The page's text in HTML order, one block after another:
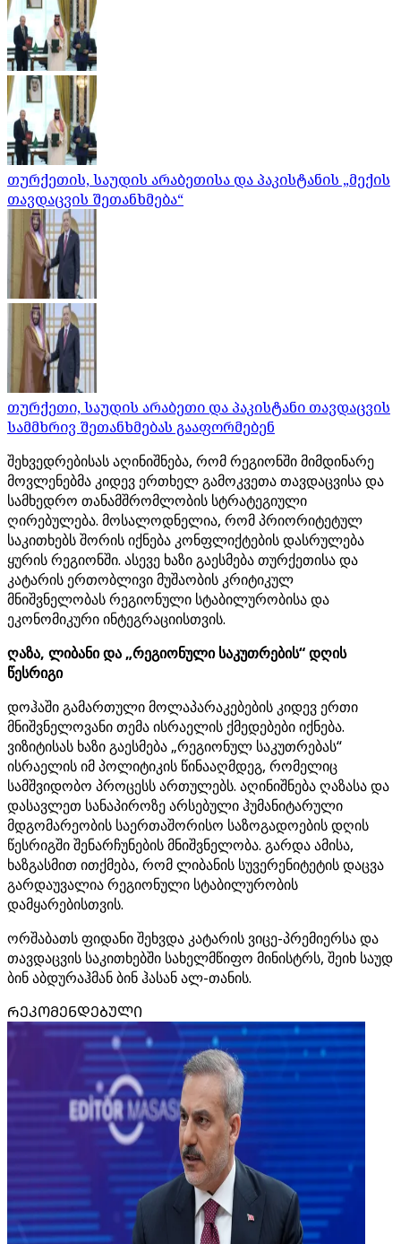
თურქეთის, საუდის არაბეთისა და პაკისტანის „მექის
თავდაცვის შეთანხმება“
თურქეთი, საუდის არაბეთი და პაკისტანი თავდაცვის
სამმხრივ შეთანხმებას გააფორმებენ
შეხვედრებისას აღინიშნება, რომ რეგიონში მიმდინარე
მოვლენებმა კიდევ ერთხელ გამოკვეთა თავდაცვისა და
სამხედრო თანამშრომლობის სტრატეგიული
ღირებულება. მოსალოდნელია, რომ პრიორიტეტულ
საკითხებს შორის იქნება კონფლიქტების დასრულება
ყურის რეგიონში. ასევე ხაზი გაესმება თურქეთისა და
კატარის ერთობლივი მუშაობის კრიტიკულ
მნიშვნელობას რეგიონული სტაბილურობისა და
ეკონომიკური ინტეგრაციისთვის.
ღაზა, ლიბანი და „რეგიონული საკუთრების“ დღის
წესრიგი
დოჰაში გამართული მოლაპარაკებების კიდევ ერთი
მნიშვნელოვანი თემა ისრაელის ქმედებები იქნება.
ვიზიტისას ხაზი გაესმება „რეგიონულ საკუთრებას“
ისრაელის იმ პოლიტიკის წინააღმდეგ, რომელიც
სამშვიდობო პროცესს ართულებს. აღინიშნება ღაზასა და
დასავლეთ სანაპიროზე არსებული ჰუმანიტარული
მდგომარეობის საერთაშორისო საზოგადოების დღის
წესრიგში შენარჩუნების მნიშვნელობა. გარდა ამისა,
ხაზგასმით ითქმება, რომ ლიბანის სუვერენიტეტის დაცვა
გარდაუვალია რეგიონული სტაბილურობის
დამყარებისთვის.
ორშაბათს ფიდანი შეხვდა კატარის ვიცე-პრემიერსა და
თავდაცვის საკითხებში სახელმწიფო მინისტრს, შეიხ საუდ
ბინ აბდურაჰმან ბინ ჰასან ალ-თანის.
ᲠᲔᲙᲝᲛᲔᲜᲓᲔᲑᲣᲚᲘ